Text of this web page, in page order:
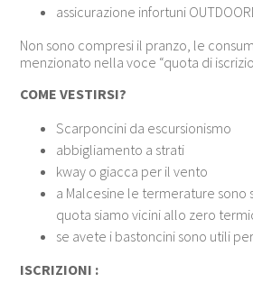
assicurazione infortuni
Non sono compresi il pranzo, le
menzionato nella voce “quota di
COME VESTIRSI?
Scarponcini da escursionismo
abbigliamento a strati
kway o giacca per il vento
a Malcesine le termerature sono
quota siamo vicini allo zero
se avete i bastoncini sono utili
ISCRIZIONI :